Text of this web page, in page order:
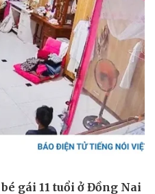
Ô tô
Xe máy
Tư vấn